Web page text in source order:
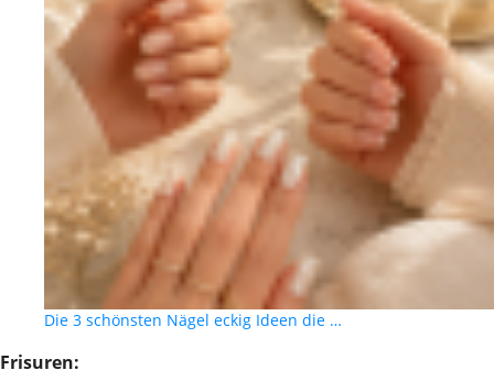
Die 3 schönsten Nägel eckig Ideen die …
Frisuren: